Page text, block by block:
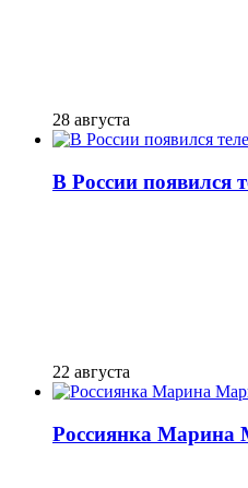
28 августа
В России появился
22 августа
Россиянка Марина